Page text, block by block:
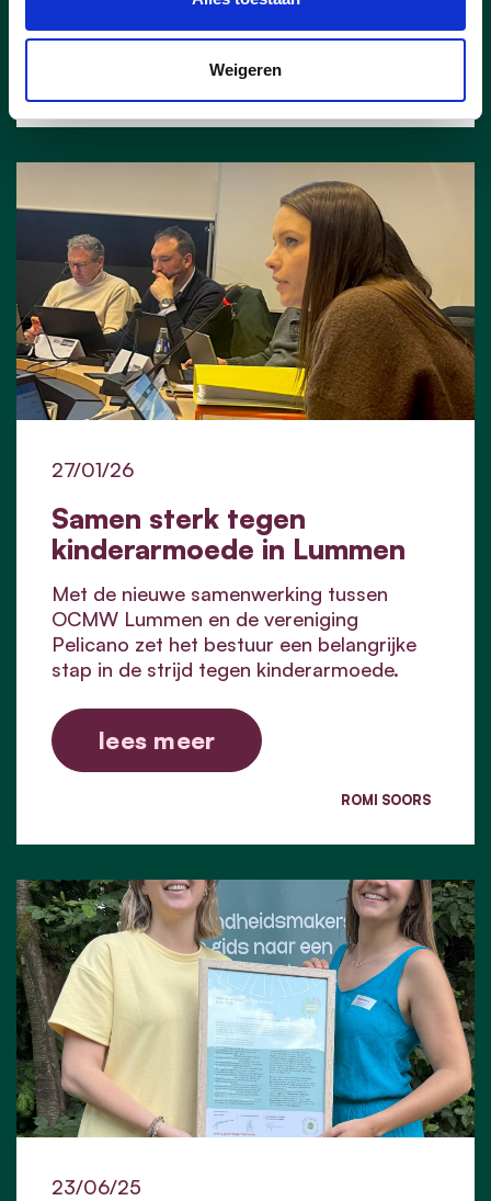
Weigeren
Samen sterk tegen
kinderarmoede in Lummen
27/01/26
Met de nieuwe samenwerking tussen
OCMW Lummen en de vereniging
Pelicano zet het bestuur een belangrijke
stap in de strijd tegen kinderarmoede.
lees meer
ROMI SOORS
23/06/25